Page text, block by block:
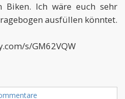
Biken. Ich wäre euch sehr
ausfüllen könntet.
s/GM62VQW